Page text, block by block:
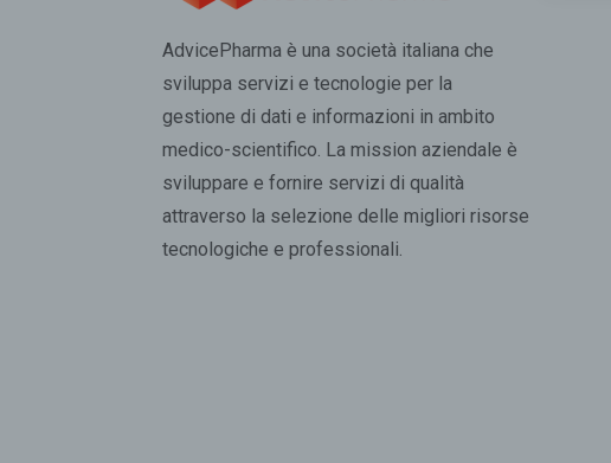
AdvicePharma è una società italiana che
sviluppa servizi e tecnologie per la
gestione di dati e informazioni in ambito
medico-scientifico. La mission aziendale è
sviluppare e fornire servizi di qualità
attraverso la selezione delle migliori risorse
tecnologiche e professionali.